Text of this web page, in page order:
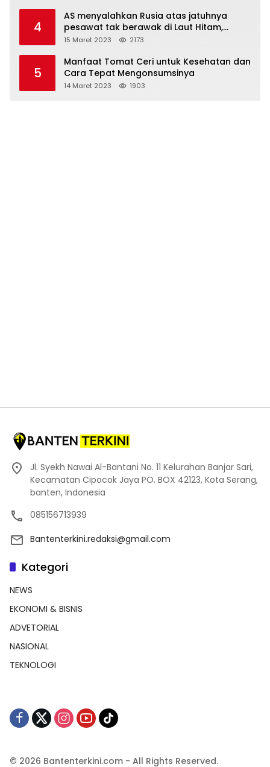
4
AS menyalahkan Rusia atas jatuhnya
pesawat tak berawak di Laut Hitam,
Moskow menyangkal
15 Maret 2023 2173
5
Manfaat Tomat Ceri untuk Kesehatan dan
Cara Tepat Mengonsumsinya
14 Maret 2023 1903
Jl. Syekh Nawai Al-Bantani No. 11 Kelurahan Banjar Sari,
Kecamatan Cipocok Jaya PO. BOX 42123, Kota Serang,
banten, Indonesia
085156713939
Bantenterkini.redaksi@gmail.com
Kategori
NEWS
EKONOMI & BISNIS
ADVETORIAL
NASIONAL
TEKNOLOGI
© 2026 Bantenterkini.com - All Rights Reserved.